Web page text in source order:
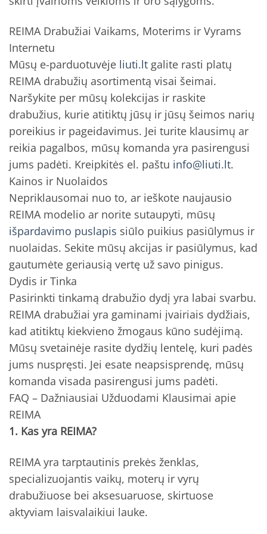
REIMA Drabužiai Vaikams, Moterims ir Vyrams
Internetu
Mūsų e-parduotuvėje liuti.lt galite rasti platų
REIMA drabužių asortimentą visai šeimai.
Naršykite per mūsų kolekcijas ir raskite
drabužius, kurie atitiktų jūsų ir jūsų šeimos narių
poreikius ir pageidavimus. Jei turite klausimų ar
reikia pagalbos, mūsų komanda yra pasirengusi
jums padėti. Kreipkitės el. paštu info@liuti.lt.
Kainos ir Nuolaidos
Nepriklausomai nuo to, ar ieškote naujausio
REIMA modelio ar norite sutaupyti, mūsų
išpardavimo puslapis siūlo puikius pasiūlymus ir
nuolaidas. Sekite mūsų akcijas ir pasiūlymus, kad
gautumėte geriausią vertę už savo pinigus.
Dydis ir Tinka
Pasirinkti tinkamą drabužio dydį yra labai svarbu.
REIMA drabužiai yra gaminami įvairiais dydžiais,
kad atitiktų kiekvieno žmogaus kūno sudėjimą.
Mūsų svetainėje rasite dydžių lentelę, kuri padės
jums nuspręsti. Jei esate neapsisprendę, mūsų
komanda visada pasirengusi jums padėti.
FAQ – Dažniausiai Užduodami Klausimai apie
REIMA
1. Kas yra REIMA?
REIMA yra tarptautinis prekės ženklas,
specializuojantis vaikų, moterų ir vyrų
drabužiuose bei aksesuaruose, skirtuose
aktyviam laisvalaikiui lauke.